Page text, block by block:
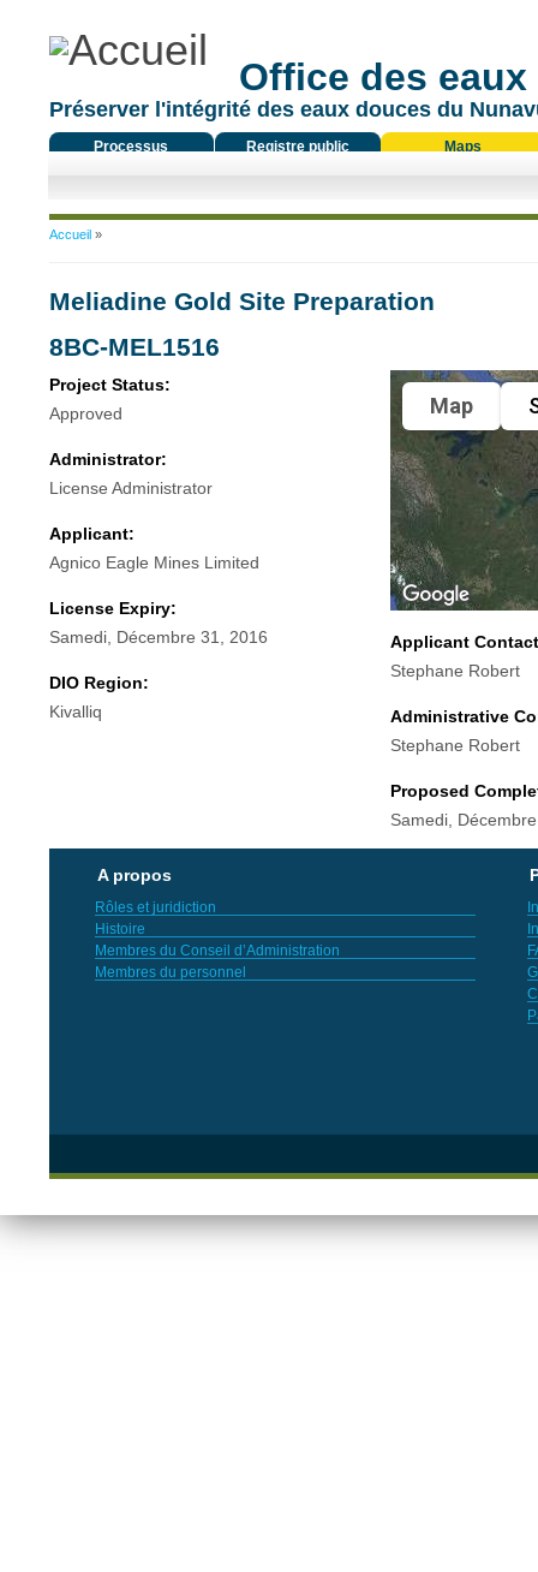
Office des
Préserver l'intégrité des eaux douces du
Processus
Registre public Maps
Vous êtes ici
Accueil»
Meliadine Gold Site Preparation
8BC-MEL1516
Project Status:
Approved
Administrator:
License Administrator
Applicant:
Agnico Eagle Mines Limited
License Expiry:
Samedi, Décembre 31, 2016
DIO Region:
Kivalliq
Map
Applicant
Stephane Robert
Administrative
Stephane Robert
Proposed
Samedi,
A propos
Rôles et juridiction
Histoire
Membres du Conseil d’Administration
Membres du personnel